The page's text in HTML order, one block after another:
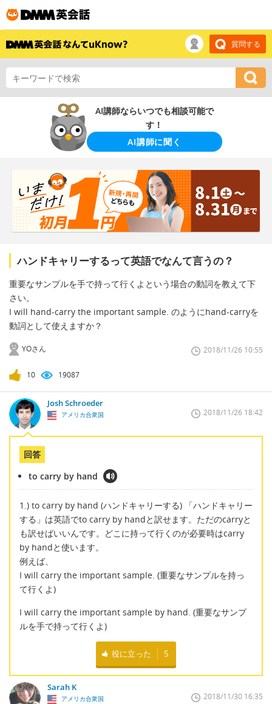
質問する
AI講師ならいつでも相談可能で
す！
AI講師に聞く
ハンドキャリーするって英語でなんて言うの？
重要なサンプルを手で持って行くよという場合の動詞を教えて下
さい。
I will hand-carry the important sample. のようにhand-carryを
動詞として使えますか？
YOさん 2018/11/26 10:55
10 19087
Josh Schroeder
アメリカ合衆国 2018/11/26 18:42
回答
to carry by hand
1.) to carry by hand (ハンドキャリーする) 「ハンドキャリー
する」は英語でto carry by handと訳せます。ただのcarryと
も訳せばいいんです。どこに持って行くのが必要時はcarry
by handと使います。
例えば、
I will carry the important sample. (重要なサンプルを持っ
て行くよ)
I will carry the important sample by hand. (重要なサンプ
ルを手で持って行くよ)
役に立った 5
Sarah K
アメリカ合衆国 2018/11/30 16:35